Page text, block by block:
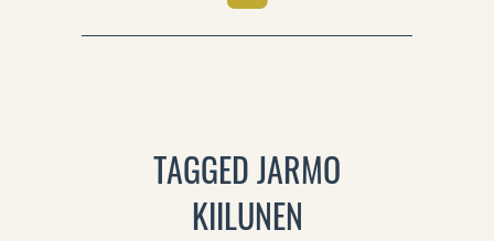
TAGGED JARMO
KIILUNEN